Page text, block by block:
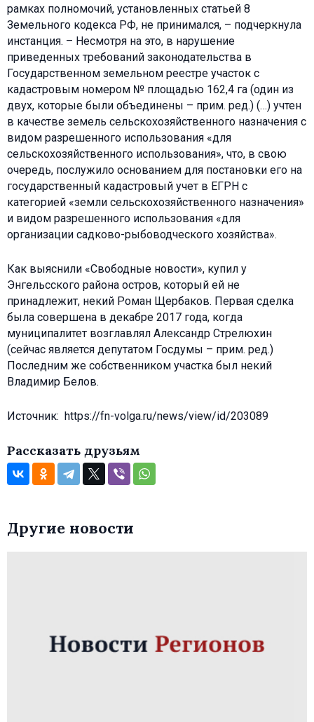
рамках полномочий, установленных статьей 8
Земельного кодекса РФ, не принимался, – подчеркнула
инстанция. – Несмотря на это, в нарушение
приведенных требований законодательства в
Государственном земельном реестре участок с
кадастровым номером № площадью 162,4 га (один из
двух, которые были объединены – прим. ред.) (…) учтен
в качестве земель сельскохозяйственного назначения с
видом разрешенного использования «для
сельскохозяйственного использования», что, в свою
очередь, послужило основанием для постановки его на
государственный кадастровый учет в ЕГРН с
категорией «земли сельскохозяйственного назначения»
и видом разрешенного использования «для
организации садково-рыбоводческого хозяйства».
Как выяснили «Свободные новости», купил у
Энгельсского района остров, который ей не
принадлежит, некий Роман Щербаков. Первая сделка
была совершена в декабре 2017 года, когда
муниципалитет возглавлял Александр Стрелюхин
(сейчас является депутатом Госдумы – прим. ред.)
Последним же собственником участка был некий
Владимир Белов.
Источник: https://fn-volga.ru/news/view/id/203089
Рассказать друзьям
Другие новости